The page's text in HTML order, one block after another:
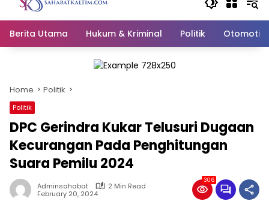
Berita Utama Hukum & Kriminal Politik Otomotif
Home Politik
Politik
DPC Gerindra Kukar Telusuri Dugaan
Kecurangan Pada Penghitungan
Suara Pemilu 2024
Adminsahabat
2 Min Read
February 20, 2024
306